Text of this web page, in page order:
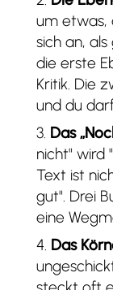
um etwas,
sich an,
die erste
Kritik. Die
und du
Das
nicht" wird
Text ist
gut". Drei
eine
Das